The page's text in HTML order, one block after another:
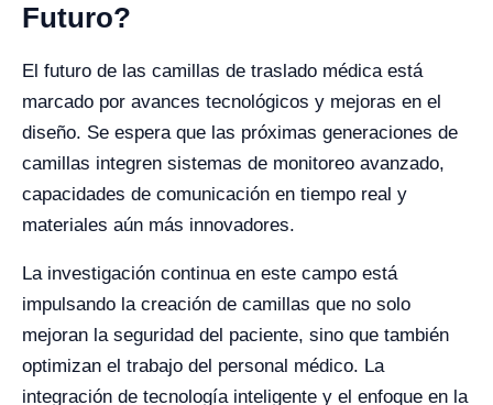
Futuro?
El futuro de las camillas de traslado médica está
marcado por avances tecnológicos y mejoras en el
diseño. Se espera que las próximas generaciones de
camillas integren sistemas de monitoreo avanzado,
capacidades de comunicación en tiempo real y
materiales aún más innovadores.
La investigación continua en este campo está
impulsando la creación de camillas que no solo
mejoran la seguridad del paciente, sino que también
optimizan el trabajo del personal médico. La
integración de tecnología inteligente y el enfoque en la